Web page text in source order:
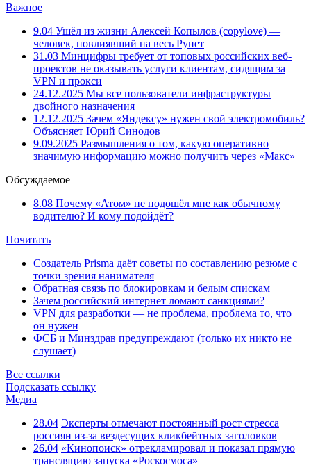
Важное
9.04 Ушёл из жизни Алексей Копылов (copylove) —
человек, повлиявший на весь Рунет
31.03 Минцифры требует от топовых российских веб-
проектов не оказывать услуги клиентам, сидящим за
VPN и прокси
24.12.2025 Мы все пользователи инфраструктуры
двойного назначения
12.12.2025 Зачем «Яндексу» нужен свой электромобиль?
Объясняет Юрий Синодов
9.09.2025 Размышления о том, какую оперативно
значимую информацию можно получить через «Макс»
Обсуждаемое
8.08 Почему «Атом» не подошёл мне как обычному
водителю? И кому подойдёт?
Почитать
Создатель Prisma даёт советы по составлению резюме с
точки зрения нанимателя
Обратная связь по блокировкам и белым спискам
Зачем российский интернет ломают санкциями?
VPN для разработки — не проблема, проблема то, что
он нужен
ФСБ и Минздрав предупреждают (только их никто не
слушает)
Все ссылки
Подсказать ссылку
Медиа
28.04 Эксперты отмечают постоянный рост стресса
россиян из-за вездесущих кликбейтных заголовков
26.04 «Кинопоиск» отрекламировал и показал прямую
трансляцию запуска «Роскосмоса»